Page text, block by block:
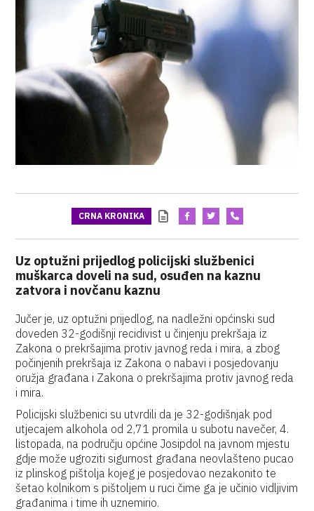
CRNA KRONIKA
Uz optužni prijedlog policijski službenici
muškarca doveli na sud, osuđen na kaznu
zatvora i novčanu kaznu
Jučer je, uz optužni prijedlog, na nadležni općinski sud
doveden 32-godišnji recidivist u činjenju prekršaja iz
Zakona o prekršajima protiv javnog reda i mira, a zbog
počinjenih prekršaja iz Zakona o nabavi i posjedovanju
oružja građana i Zakona o prekršajima protiv javnog reda
i mira.
Policijski službenici su utvrdili da je 32-godišnjak pod
utjecajem alkohola od 2,71 promila u subotu navečer, 4.
listopada, na području općine Josipdol na javnom mjestu
gdje može ugroziti sigurnost građana neovlašteno pucao
iz plinskog pištolja kojeg je posjedovao nezakonito te
šetao kolnikom s pištoljem u ruci čime ga je učinio vidljivim
građanima i time ih uznemirio.